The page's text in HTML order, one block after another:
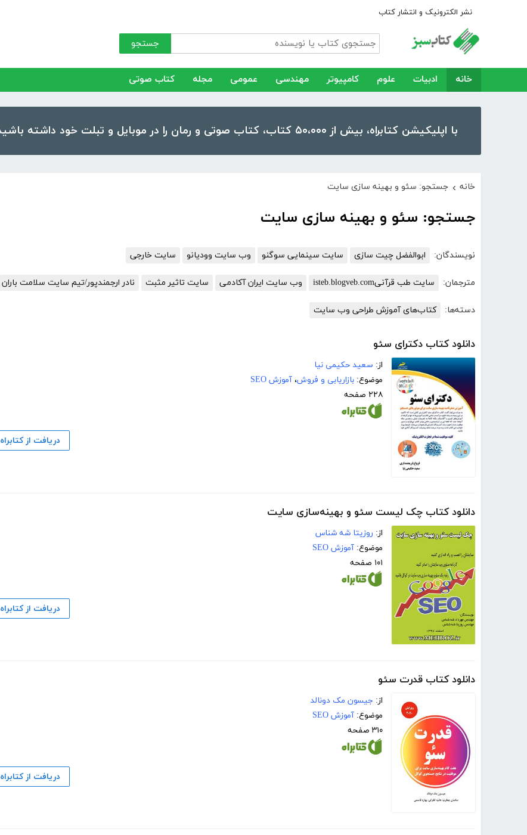
نشر الکترونیک و انتشار کتاب
جستجو
خانه ادبیات علوم کامپیوتر مهندسی عمومی مجله کتاب صوتی
با اپلیکیشن کتابراه، بیش از ۵۰،۰۰۰ کتاب، کتاب صوتی و رمان را در موبایل و تبلت خود داشته باشید!
خانه › جستجو: سئو و بهینه سازی سایت
جستجو: سئو و بهینه سازی سایت
نویسندگان: ابوالفضل چیت سازی سایت سینمایی سوگنو وب سایت وودیانو سایت خارجی
مترجمان: سایت طب قرآنیisteb.blogveb.com وب سایت ایران آکادمی سایت تاثیر مثبت نادر ارجمندپور/تیم سایت سلامت باران
دسته‌ها: کتاب‌های آموزش طراحی وب سایت
دانلود کتاب دکترای سئو
از: سعید حکیمی نیا
موضوع: بازاریابی و فروش، آموزش SEO
۲۲۸ صفحه
دریافت از کتابراه
دانلود کتاب چک لیست سئو و بهینه‌سازی سایت
از: روزیتا شه شناس
موضوع: آموزش SEO
۱۰۱ صفحه
دریافت از کتابراه
دانلود کتاب قدرت سئو
از: جیسون مک دونالد
موضوع: آموزش SEO
۳۱۰ صفحه
دریافت از کتابراه